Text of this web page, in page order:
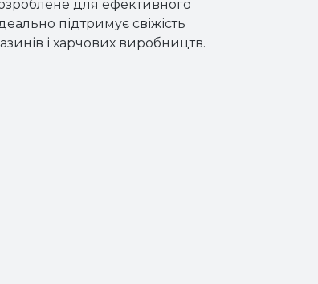
для ефективного
підтримує свіжість
і харчових виробництв.